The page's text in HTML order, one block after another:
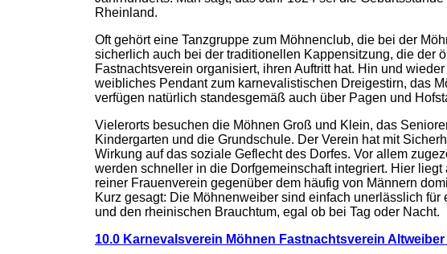
Rheinland.
Oft gehört eine Tanzgruppe zum Möhnenclub, die bei der
sicherlich auch bei der traditionellen Kappensitzung, die der
Fastnachtsverein organisiert, ihren Auftritt hat. Hin und
weibliches Pendant zum karnevalistischen Dreigestirn, das
verfügen natürlich standesgemäß auch über Pagen und
Vielerorts besuchen die Möhnen Groß und Klein, das
Kindergarten und die Grundschule. Der Verein hat mit
Wirkung auf das soziale Geflecht des Dorfes. Vor allem
werden schneller in die Dorfgemeinschaft integriert. Hier liegt
reiner Frauenverein gegenüber dem häufig von Männern
Kurz gesagt: Die Möhnenweiber sind einfach unerlässlich für
und den rheinischen Brauchtum, egal ob bei Tag oder Nacht.
10.0 Karnevalsverein Möhnen Fastnachtsverein